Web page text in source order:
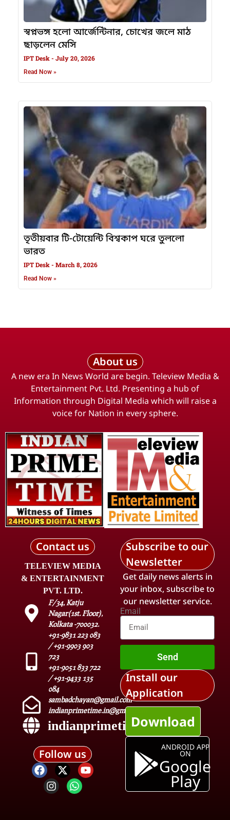
স্বপ্নভঙ্গ হলো আর্জেন্টিনার, চোখের জলে মাঠ
ছাড়লেন মেসি
IPT Desk July 20, 2026
Read Now »
তৃতীয়বার টি-টোয়েন্টি বিশ্বকাপ ঘরে তুললো
ভারত
IPT Desk March 8, 2026
Read Now »
About us
A new era In News World are begin. Teleview Media &
Entertainment Pvt. Ltd. Presenting a hub of
Information through Digital Media which will raise a
voice for Nation in every sphere.
Contact us
TELEVIEW MEDIA
& ENTERTAINMENT
PVT. LTD.
F/34, Katju
Nagar(1st. Floor),
Kolkata -700032.
+91-9831 223 083
/ +91-9903 903
723
+91-9051 833 722
/ +91-9433 135
084
sambadchayan@gmail.com
indianprimetime.in@gmail.com
indianprimetime.in
Follow us
Subscribe to our
Newsletter
Get daily news alerts in
your inbox, subscribe to
our newsletter service.
Email
Send
Install our
Application
Download
ANDROID APP
ON
Google
Play